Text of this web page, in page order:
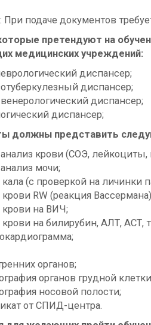
подаче документов
претендуют на
медицинских учреждений:
диспансер;
диспансер;
диспансер;
диспансер;
должны представить
крови (СОЭ, лейкоциты,
мочи;
(с проверкой на личинки
RW (реакция
крови на ВИЧ;
на билирубин, АЛТ, АСТ,
органов;
органов грудной
носовой полости;
от СПИД-центра.